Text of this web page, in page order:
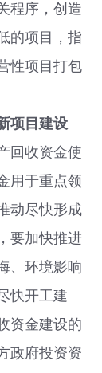
程序，创造
的项目，指
性项目打包
项目建设
回收资金使
用于重点领
动尽快形成
要加快推进
、环境影响
快开工建
资金建设的
政府投资资